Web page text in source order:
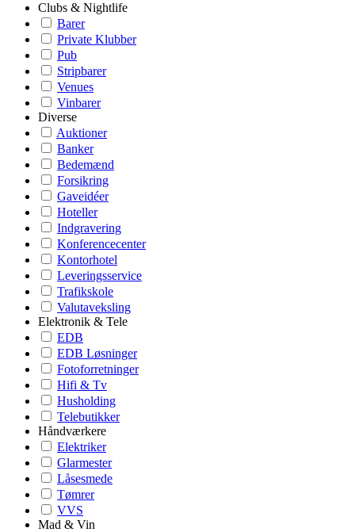
Clubs & Nightlife
Barer
Private Klubber
Pub
Stripbarer
Venues
Vinbarer
Diverse
Auktioner
Banker
Bedemænd
Forsikring
Gaveidéer
Hoteller
Indgravering
Konferencecenter
Kontorhotel
Leveringsservice
Trafikskole
Valutaveksling
Elektronik & Tele
EDB
EDB Løsninger
Fotoforretninger
Hifi & Tv
Husholding
Telebutikker
Håndværkere
Elektriker
Glarmester
Låsesmede
Tømrer
VVS
Mad & Vin